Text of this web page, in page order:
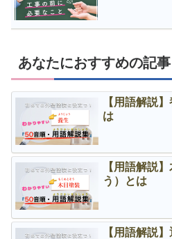
あなたにおすすめの記事
【用語解説
は
【用語解説
う）とは
【用語解説